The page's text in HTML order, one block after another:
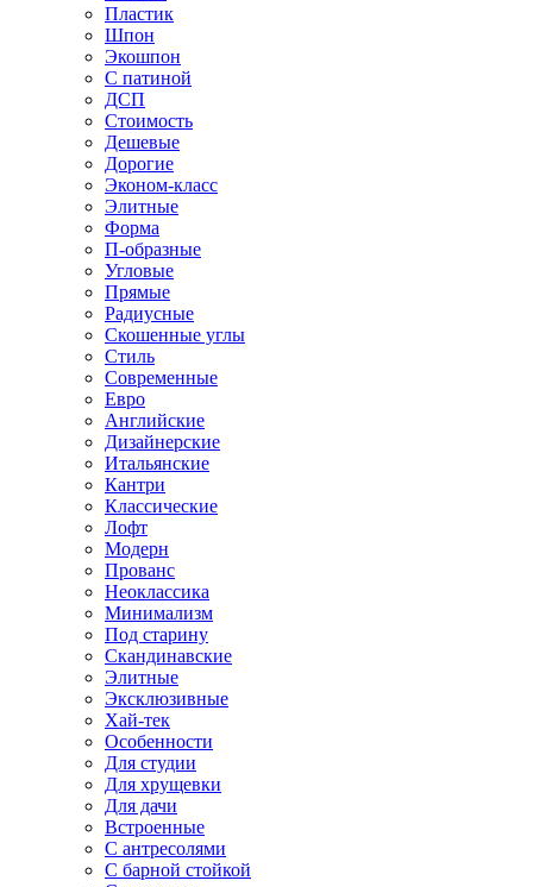
Пластик
Шпон
Экошпон
С патиной
ДСП
Стоимость
Дешевые
Дорогие
Эконом-класс
Элитные
Форма
П-образные
Угловые
Прямые
Радиусные
Скошенные углы
Стиль
Современные
Евро
Английские
Дизайнерские
Итальянские
Кантри
Классические
Лофт
Модерн
Прованс
Неоклассика
Минимализм
Под старину
Скандинавские
Элитные
Эксклюзивные
Хай-тек
Особенности
Для студии
Для хрущевки
Для дачи
Встроенные
С антресолями
С барной стойкой